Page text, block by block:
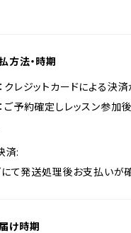
方法・時期
クレジットカードによる決済
ご予約確定しレッスン参加
済:
にて発送処理後お支払いが
け時期